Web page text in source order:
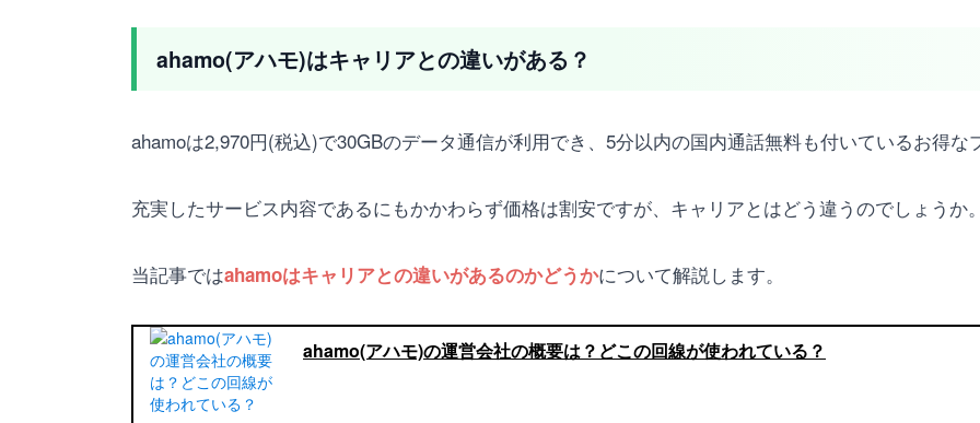
ahamo(アハモ)はキャリアとの違いがある？
ahamoは2,970円(税込)で30GBのデータ通信が利用でき、5分以内の国内通話無料も付いているお得な
充実したサービス内容であるにもかかわらず価格は割安ですが、キャリアとはどう違うのでしょうか。
当記事ではahamoはキャリアとの違いがあるのかどうかについて解説します。
ahamo(アハモ)の運営会社の概要は？どこの回線が使われている？